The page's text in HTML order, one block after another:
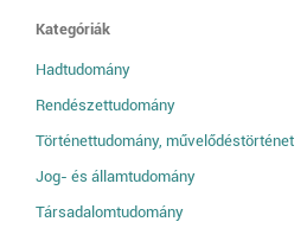
Kategóriák
Hadtudomány
Rendészettudomány
Történettudomány, művelődéstörténet
Jog- és államtudomány
Társadalomtudomány